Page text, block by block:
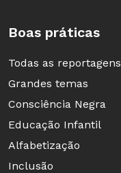
Boas práticas
Todas as reportagens
Grandes temas
Consciência Negra
Educação Infantil
Alfabetização
Inclusão